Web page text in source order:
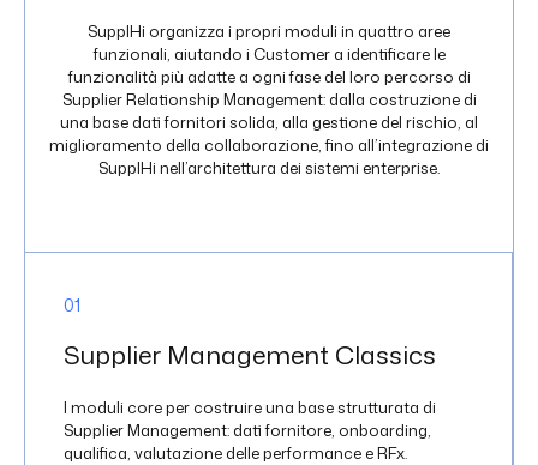
SupplHi organizza i propri moduli in quattro aree
funzionali, aiutando i Customer a identificare le
funzionalità più adatte a ogni fase del loro percorso di
Supplier Relationship Management: dalla costruzione di
una base dati fornitori solida, alla gestione del rischio, al
miglioramento della collaborazione, fino all’integrazione di
SupplHi nell’architettura dei sistemi enterprise.
01
Supplier Management Classics
I moduli core per costruire una base strutturata di
Supplier Management: dati fornitore, onboarding,
qualifica, valutazione delle performance e RFx.